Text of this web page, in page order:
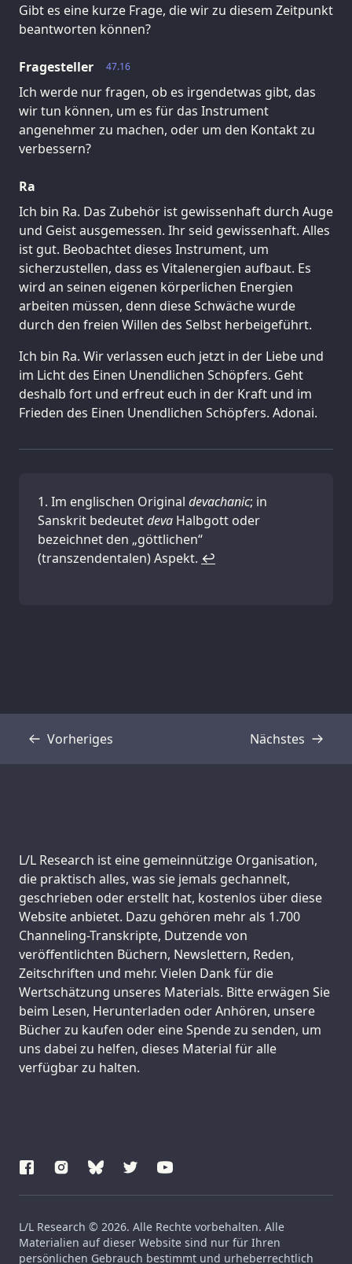
Gibt es eine kurze Frage, die wir zu diesem Zeitpunkt
beantworten können?
47.16
Fragesteller
Ich werde nur fragen, ob es irgendetwas gibt, das
wir tun können, um es für das Instrument
angenehmer zu machen, oder um den Kontakt zu
verbessern?
Ra
Ich bin Ra. Das Zubehör ist gewissenhaft durch Auge
und Geist ausgemessen. Ihr seid gewissenhaft. Alles
ist gut. Beobachtet dieses Instrument, um
sicherzustellen, dass es Vitalenergien aufbaut. Es
wird an seinen eigenen körperlichen Energien
arbeiten müssen, denn diese Schwäche wurde
durch den freien Willen des Selbst herbeigeführt.
Ich bin Ra. Wir verlassen euch jetzt in der Liebe und
im Licht des Einen Unendlichen Schöpfers. Geht
deshalb fort und erfreut euch in der Kraft und im
Frieden des Einen Unendlichen Schöpfers. Adonai.
Im englischen Original devachanic; in
Sanskrit bedeutetdeva Halbgott oder
bezeichnet den „göttlichen“
(transzendentalen) Aspekt. ↩
Vorheriges
Transkript Nächstes
Transkript
Support us:
L/L Research ist eine gemeinnützige Organisation,
die praktisch alles, was sie jemals gechannelt,
geschrieben oder erstellt hat, kostenlos über diese
Website anbietet. Dazu gehören mehr als 1.700
Channeling-Transkripte, Dutzende von
veröffentlichten Büchern, Newslettern, Reden,
Zeitschriften und mehr. Vielen Dank für die
Wertschätzung unseres Materials. Bitte erwägen Sie
beim Lesen, Herunterladen oder Anhören, unsere
Bücher zu kaufen oder eine Spende zu senden, um
uns dabei zu helfen, dieses Material für alle
verfügbar zu halten.
L/L Research © 2026. Alle Rechte vorbehalten. Alle
Materialien auf dieser Website sind nur für Ihren
persönlichen Gebrauch bestimmt und urheberrechtlich